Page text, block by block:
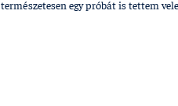
természetesen egy próbát is tettem